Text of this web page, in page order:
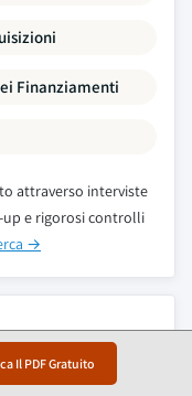
Il PDF Gratuito
Finanziamenti
attraverso interviste
e rigorosi controlli
→